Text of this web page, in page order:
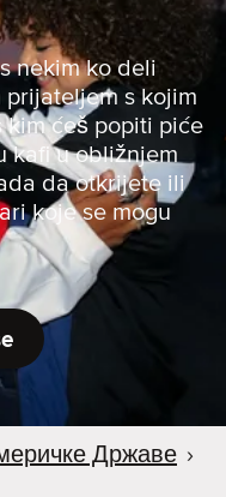
nekim ko deli
s kojim
kim ćeš popiti piće
kafi u obližnjem
da otkrijete ili
koje se mogu
Државе ›